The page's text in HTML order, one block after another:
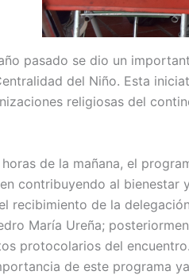
pasado se dio un
del Niño. Esta
religiosas del
de la mañana, el
contribuyendo al
recibimiento de la
María Ureña;
protocolarios del
de este programa